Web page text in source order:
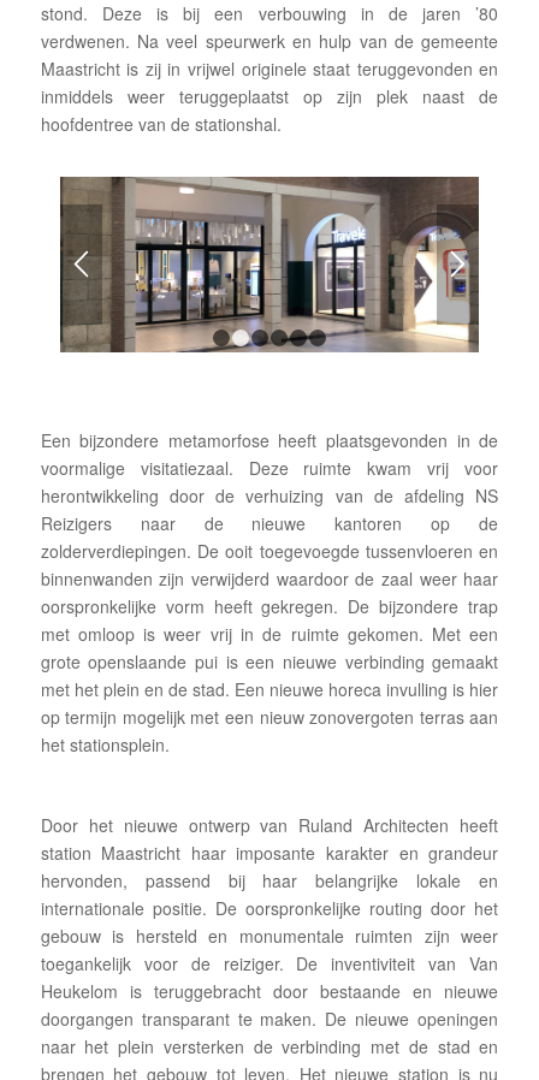
stond. Deze is bij een verbouwing in de jaren ’80
verdwenen. Na veel speurwerk en hulp van de gemeente
Maastricht is zij in vrijwel originele staat teruggevonden en
inmiddels weer teruggeplaatst op zijn plek naast de
hoofdentree van de stationshal.
1 2 3 4 5 6
Een bijzondere metamorfose heeft plaatsgevonden in de
voormalige visitatiezaal. Deze ruimte kwam vrij voor
herontwikkeling door de verhuizing van de afdeling NS
Reizigers naar de nieuwe kantoren op de
zolderverdiepingen. De ooit toegevoegde tussenvloeren en
binnenwanden zijn verwijderd waardoor de zaal weer haar
oorspronkelijke vorm heeft gekregen. De bijzondere trap
met omloop is weer vrij in de ruimte gekomen. Met een
grote openslaande pui is een nieuwe verbinding gemaakt
met het plein en de stad. Een nieuwe horeca invulling is hier
op termijn mogelijk met een nieuw zonovergoten terras aan
het stationsplein.
Door het nieuwe ontwerp van Ruland Architecten heeft
station Maastricht haar imposante karakter en grandeur
hervonden, passend bij haar belangrijke lokale en
internationale positie. De oorspronkelijke routing door het
gebouw is hersteld en monumentale ruimten zijn weer
toegankelijk voor de reiziger. De inventiviteit van Van
Heukelom is teruggebracht door bestaande en nieuwe
doorgangen transparant te maken. De nieuwe openingen
naar het plein versterken de verbinding met de stad en
brengen het gebouw tot leven. Het nieuwe station is nu